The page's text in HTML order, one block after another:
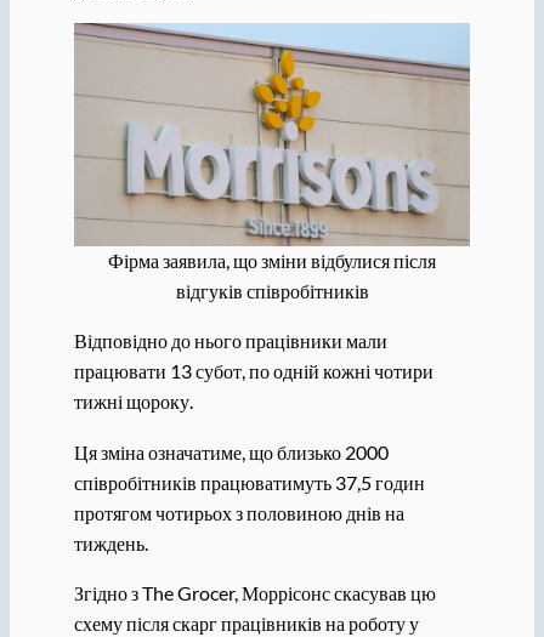
Фірма заявила, що зміни відбулися після
відгуків співробітників
Відповідно до нього працівники мали
працювати 13 субот, по одній кожні чотири
тижні щороку.
Ця зміна означатиме, що близько 2000
співробітників працюватимуть 37,5 годин
протягом чотирьох з половиною днів на
тиждень.
Згідно з The Grocer, Моррісонс скасував цю
схему після скарг працівників на роботу у